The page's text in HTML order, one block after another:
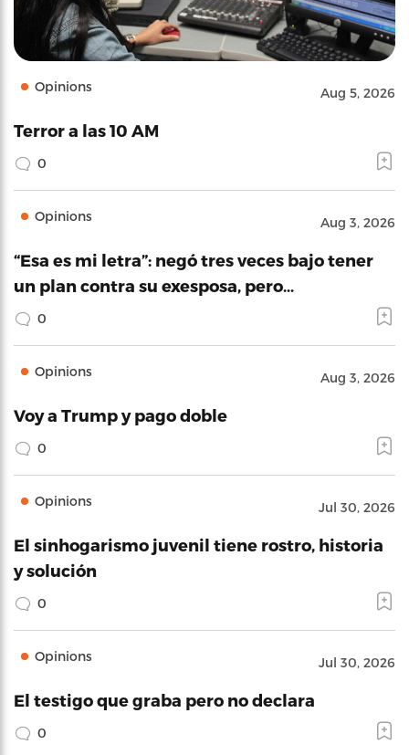
Opinions Aug 5, 2026
Terror a las 10 AM
0
Opinions Aug 3, 2026
“Esa es mi letra”: negó tres veces bajo tener
un plan contra su exesposa, pero…
0
Opinions Aug 3, 2026
Voy a Trump y pago doble
0
Opinions Jul 30, 2026
El sinhogarismo juvenil tiene rostro, historia
y solución
0
Opinions Jul 30, 2026
El testigo que graba pero no declara
0